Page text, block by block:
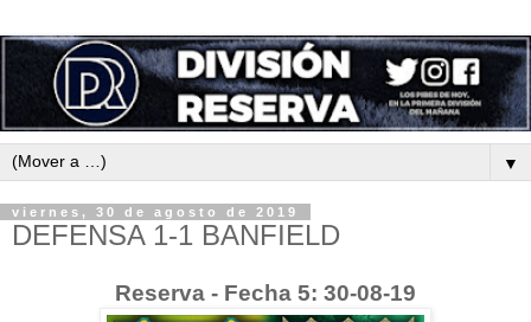
▼
viernes, 30 de agosto de 2019
DEFENSA 1-1 BANFIELD
Reserva - Fecha 5: 30-08-19